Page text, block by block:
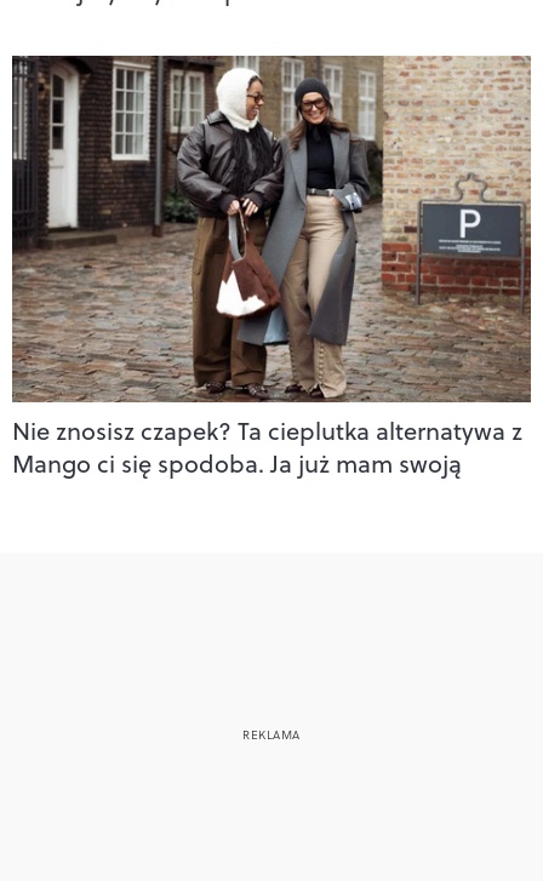
Nie znosisz czapek? Ta cieplutka alternatywa z
Mango ci się spodoba. Ja już mam swoją